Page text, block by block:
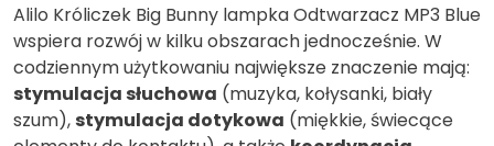
Alilo Króliczek Big Bunny lampka Odtwarzacz MP3 Blue
wspiera rozwój w kilku obszarach jednocześnie. W
codziennym użytkowaniu największe znaczenie mają:
stymulacja słuchowa (muzyka, kołysanki, biały
szum), stymulacja dotykowa (miękkie, świecące